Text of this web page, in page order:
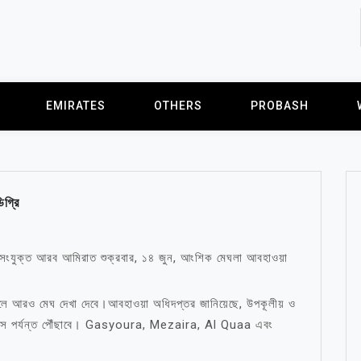
EMIRATES OTHERS PROBASH
আরব আমিরাত শুক্রবার, ১৪ জুন, আংশিক মেঘলা আবহাওয়া
আরও মেঘ দেখা দেবে।আবহাওয়া অধিদপ্তর জানিয়েছে, উপকূলীয় ও
পর্যন্ত পৌঁছাবে। Gasyoura, Mezaira, Al Quaa এবং